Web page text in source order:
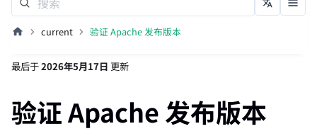
current 验证 Apache 发布版本
最后于2026年5月17日 更新
验证 Apache 发布版本